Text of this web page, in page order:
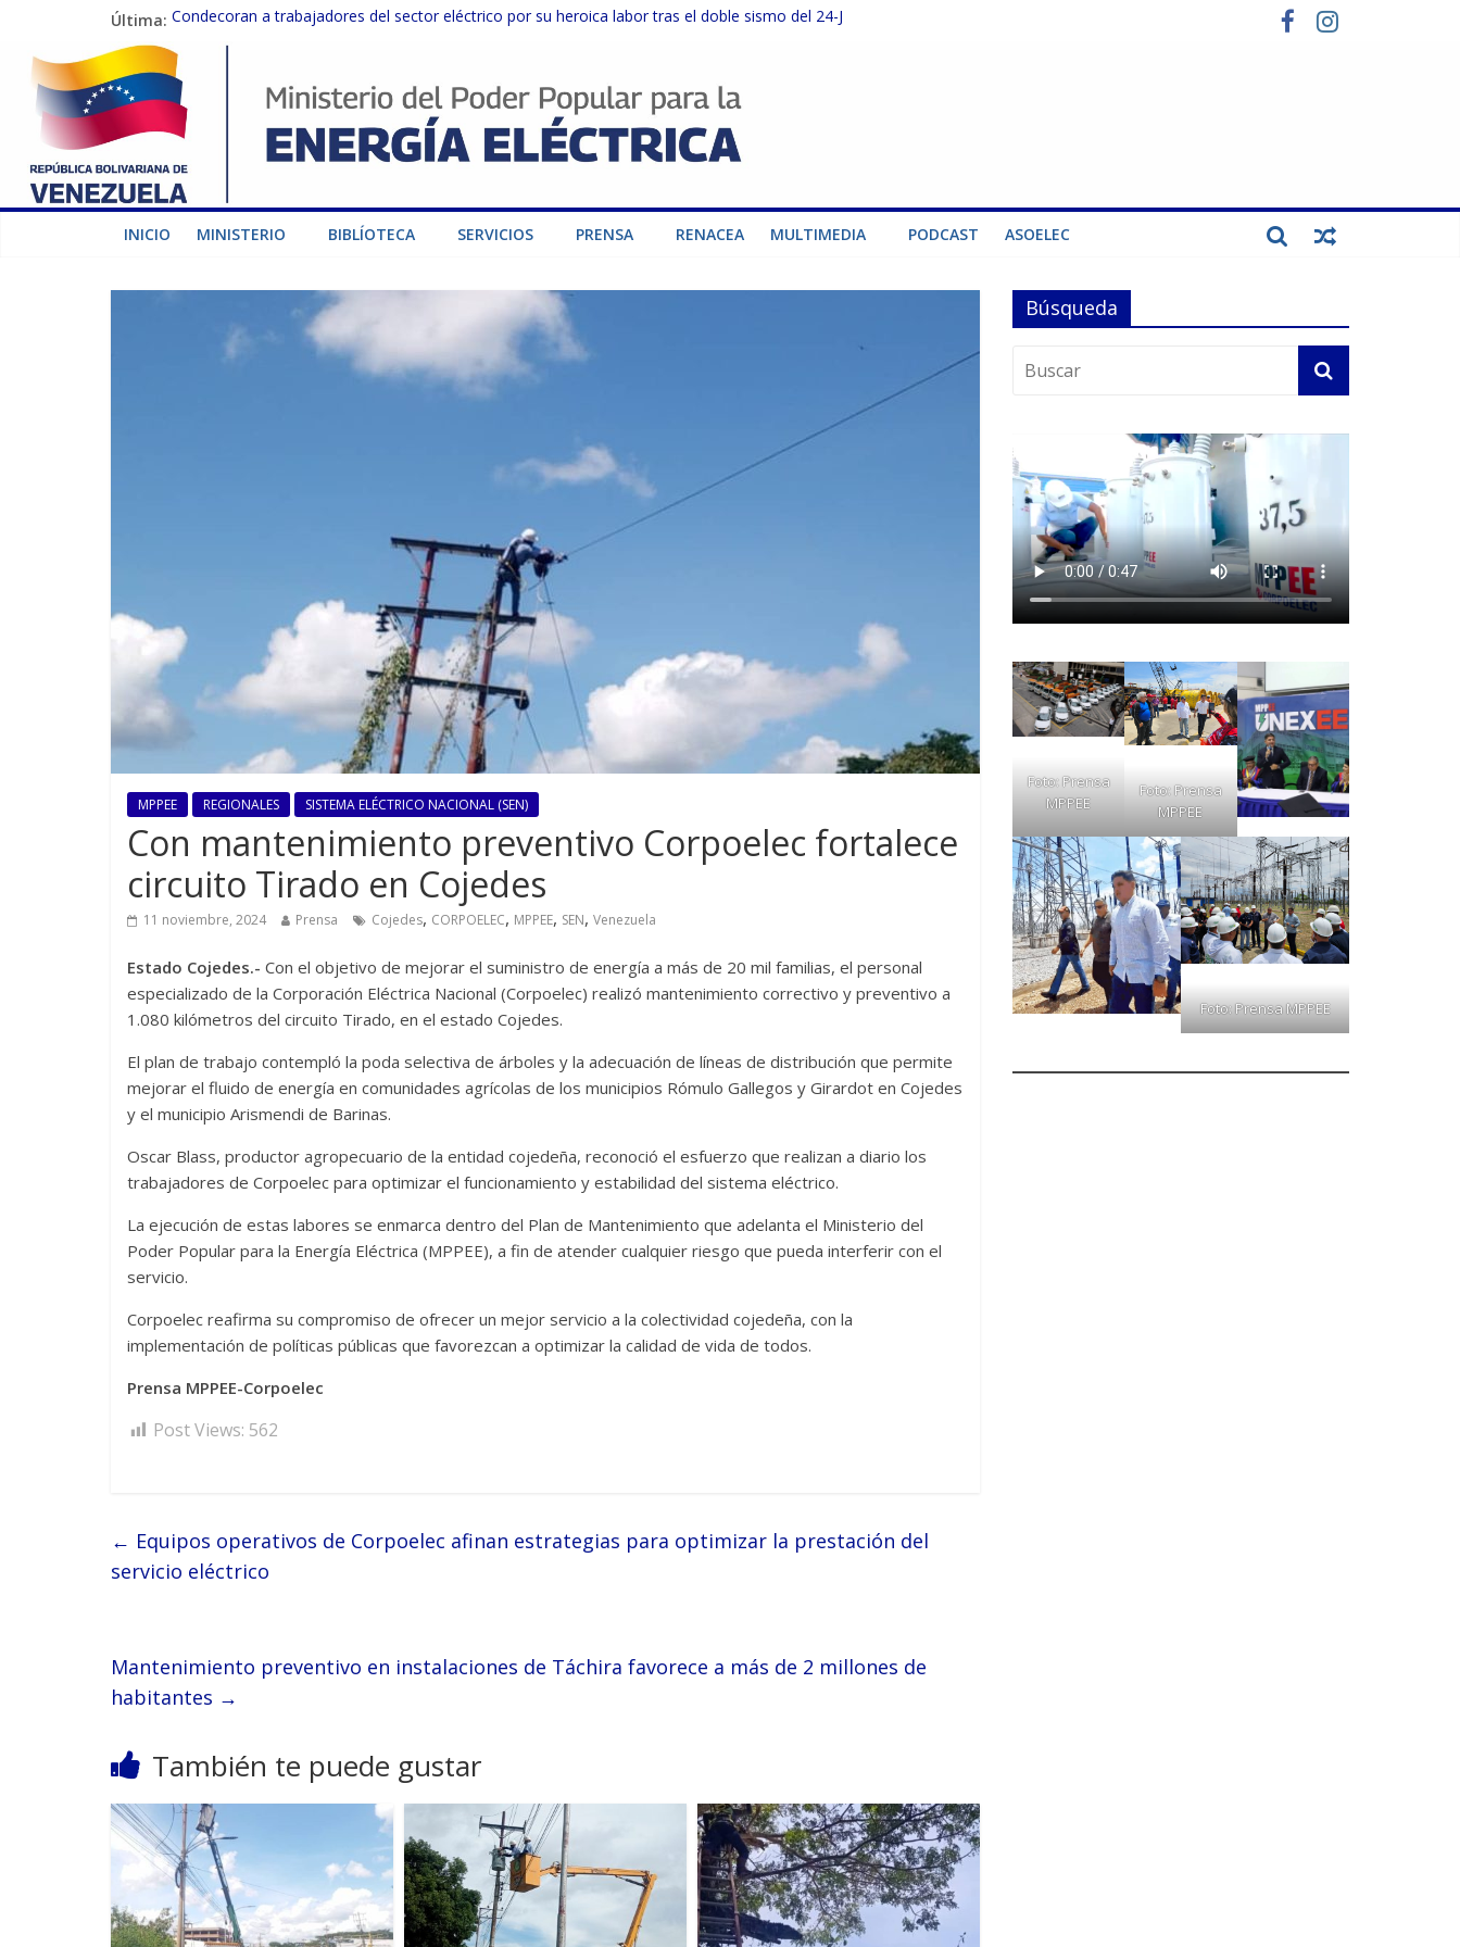
Última: Condecoran a trabajadores del sector eléctrico por su heroica labor tras el doble sismo del 24-J
Gobierno Nacional coordina acciones con el sector privado para fortalecer el SEN ante el «Súper Niño»
Inspeccionan trabajos de rehabilitación en instalaciones del SEN en Carabobo
Gobierno Nacional activa plan preventivo para fortalecer el SEN ante el fenómeno de El Niño
Termocarabobo recupera el 50% de su capacidad de generación para fortalecer el SEN
INICIO MINISTERIO BIBLÍOTECA SERVICIOS PRENSA RENACEA MULTIMEDIA PODCAST ASOELEC
MPPEE REGIONALES SISTEMA ELÉCTRICO NACIONAL (SEN)
Con mantenimiento preventivo Corpoelec fortalece
circuito Tirado en Cojedes
11 noviembre, 2024 Prensa Cojedes, CORPOELEC, MPPEE, SEN, Venezuela
Estado Cojedes.- Con el objetivo de mejorar el suministro de energía a más de 20 mil familias, el personal
especializado de la Corporación Eléctrica Nacional (Corpoelec) realizó mantenimiento correctivo y preventivo a
1.080 kilómetros del circuito Tirado, en el estado Cojedes.
El plan de trabajo contempló la poda selectiva de árboles y la adecuación de líneas de distribución que permite
mejorar el fluido de energía en comunidades agrícolas de los municipios Rómulo Gallegos y Girardot en Cojedes
y el municipio Arismendi de Barinas.
Oscar Blass, productor agropecuario de la entidad cojedeña, reconoció el esfuerzo que realizan a diario los
trabajadores de Corpoelec para optimizar el funcionamiento y estabilidad del sistema eléctrico.
La ejecución de estas labores se enmarca dentro del Plan de Mantenimiento que adelanta el Ministerio del
Poder Popular para la Energía Eléctrica (MPPEE), a fin de atender cualquier riesgo que pueda interferir con el
servicio.
Corpoelec reafirma su compromiso de ofrecer un mejor servicio a la colectividad cojedeña, con la
implementación de políticas públicas que favorezcan a optimizar la calidad de vida de todos.
Prensa MPPEE-Corpoelec
Post Views: 562
← Equipos operativos de Corpoelec afinan estrategias para optimizar la prestación del
servicio eléctrico
Mantenimiento preventivo en instalaciones de Táchira favorece a más de 2 millones de
habitantes →
También te puede gustar
Búsqueda
Foto: Prensa
MPPEE
Foto: Prensa
MPPEE
Foto: Prensa MPPEE